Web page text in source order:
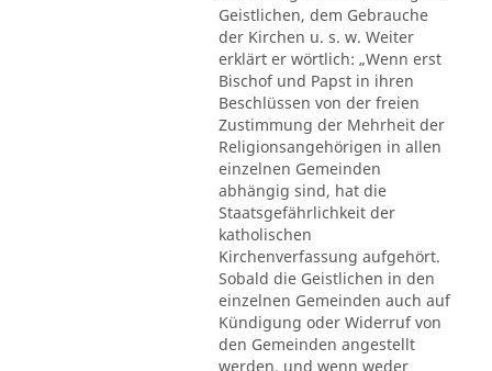
Geistlichen, dem Gebrauche
der Kirchen u. s. w. Weiter
erklärt er wörtlich: „Wenn erst
Bischof und Papst in ihren
Beschlüssen von der freien
Zustimmung der Mehrheit der
Religionsangehörigen in allen
einzelnen Gemeinden
abhängig sind, hat die
Staatsgefährlichkeit der
katholischen
Kirchenverfassung aufgehört.
Sobald die Geistlichen in den
einzelnen Gemeinden auch auf
Kündigung oder Widerruf von
den Gemeinden angestellt
werden, und wenn weder